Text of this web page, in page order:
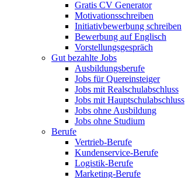
Gratis CV Generator
Motivationsschreiben
Initiativbewerbung schreiben
Bewerbung auf Englisch
Vorstellungsgespräch
Gut bezahlte Jobs
Ausbildungsberufe
Jobs für Quereinsteiger
Jobs mit Realschulabschluss
Jobs mit Hauptschulabschluss
Jobs ohne Ausbildung
Jobs ohne Studium
Berufe
Vertrieb-Berufe
Kundenservice-Berufe
Logistik-Berufe
Marketing-Berufe